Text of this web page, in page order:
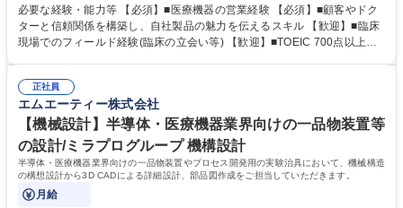
■営業戦略の立案・実行：市場分析からアプローチ方法の策定、実行まで
を一気通貫で担当。 ■医療機器メーカーとの共創：展示会等を通じて顧客
との関係を構築。ニーズを深く理解し、共同で製品を開発。 ■技術部門と
ち会い、貴重な意見を事業に反映。 募集職種 【医療機器営業】フィール
ド経験を活かす！精密技術で挑む新規事業
必要な経験・能力等 【必須】■医療機器の営業経験 【必須】■顧客やドク
ターと信頼関係を構築し、自社製品の魅力を伝えるスキル 【歓迎】■臨床
現場でのフィールド経験(臨床の立会い等) 【歓迎】■TOEIC 700点以上
と技術の架け橋となり、未来の医療に貢献する社会的意義の大きな仕事で
す。ドクターやメーカー、社内の専門家と共に新しい価値を創造するやり
がいを感じられます。 学歴・資格 学歴：大学院 大学 高専 短大 専修学校
高校 語学力： 資格：
正社員
エムエーティー株式会社
【機械設計】半導体・医療機器業界向けの一品物装置等
の設計/ミラプログループ 機構設計
半導体・医療機器業界向けの一品物装置やプロセス開発用の実験治具において、機械構造
の構想設計から3D CADによる詳細設計、部品図作成をご担当していただきます。
月給